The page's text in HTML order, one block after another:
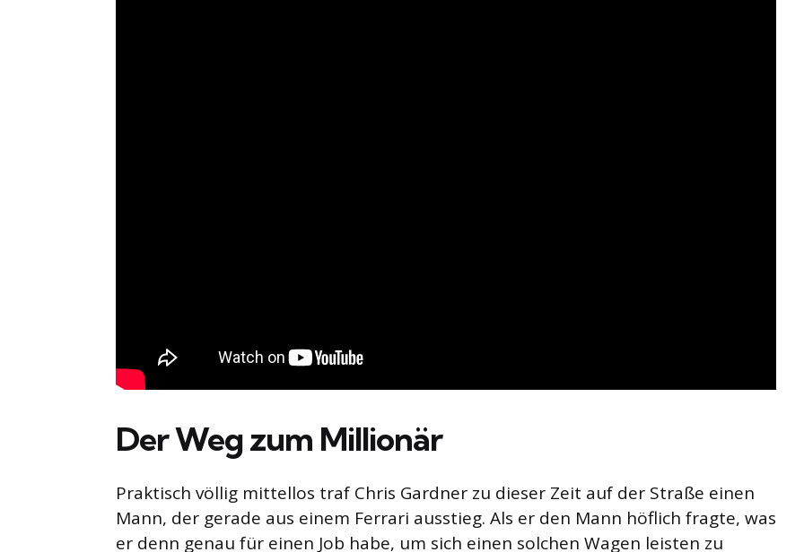
Der Weg zum Millionär
Praktisch völlig mittellos traf Chris Gardner zu dieser Zeit auf der Straße einen
Mann, der gerade aus einem Ferrari ausstieg. Als er den Mann höflich fragte, was
er denn genau für einen Job habe, um sich einen solchen Wagen leisten zu